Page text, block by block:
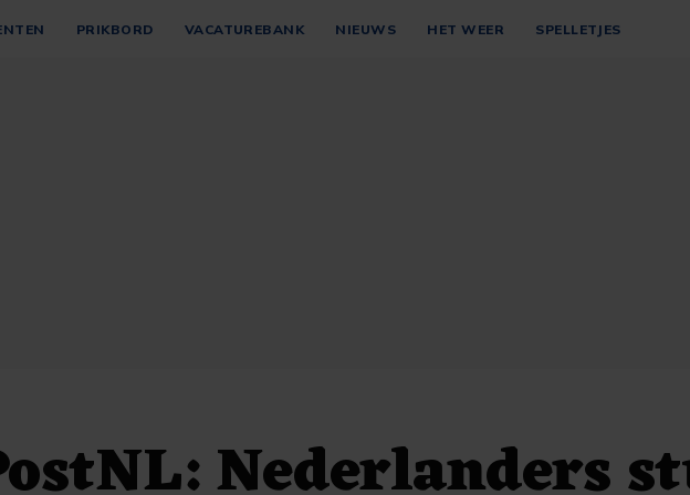
PRIKBORD VACATUREBANK NIEUWS HET WEER SPELLETJES